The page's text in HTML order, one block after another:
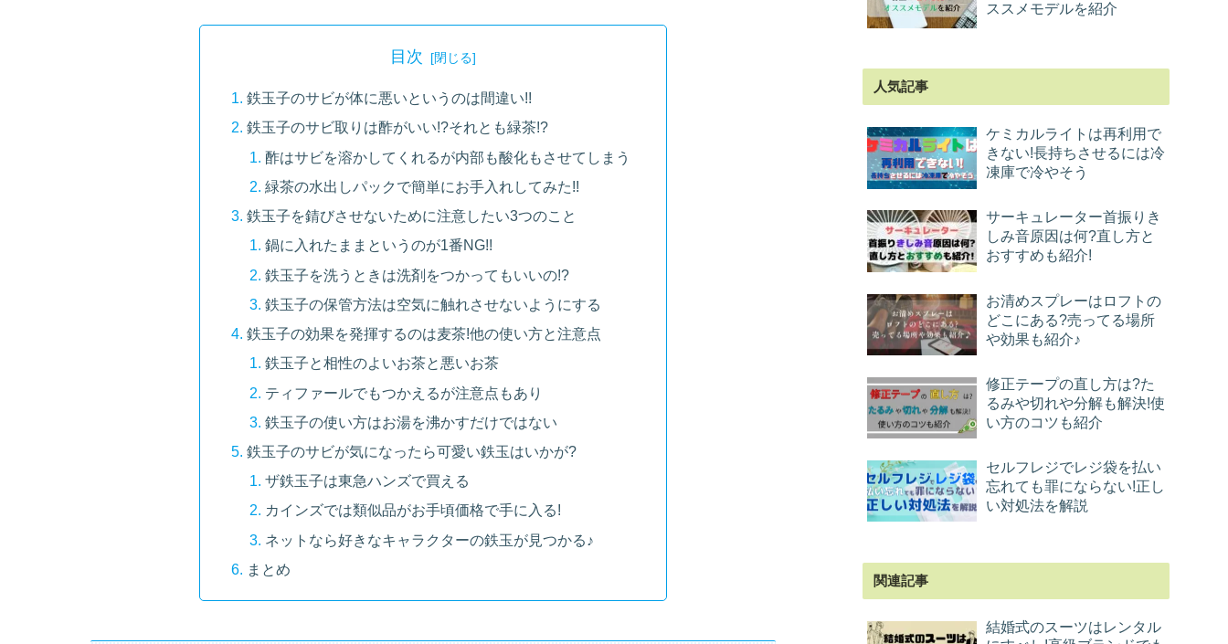
目次
鉄玉子のサビが体に悪いというのは間違い!!
鉄玉子のサビ取りは酢がいい!?それとも緑茶!?
酢はサビを溶かしてくれるが内部も酸化もさせてしまう
緑茶の水出しパックで簡単にお手入れしてみた!!
鉄玉子を錆びさせないために注意したい3つのこと
鍋に入れたままというのが1番NG!!
鉄玉子を洗うときは洗剤をつかってもいいの!?
鉄玉子の保管方法は空気に触れさせないようにする
鉄玉子の効果を発揮するのは麦茶!他の使い方と注意点
鉄玉子と相性のよいお茶と悪いお茶
ティファールでもつかえるが注意点もあり
鉄玉子の使い方はお湯を沸かすだけではない
鉄玉子のサビが気になったら可愛い鉄玉はいかが?
ザ鉄玉子は東急ハンズで買える
カインズでは類似品がお手頃価格で手に入る!
ネットなら好きなキャラクターの鉄玉が見つかる♪
まとめ
ススメモデルを紹介
人気記事
ケミカルライトは再利用で
きない!長持ちさせるには冷
凍庫で冷やそう
サーキュレーター首振りき
しみ音原因は何?直し方と
おすすめも紹介!
お清めスプレーはロフトの
どこにある?売ってる場所
や効果も紹介♪
修正テープの直し方は?た
るみや切れや分解も解決!使
い方のコツも紹介
セルフレジでレジ袋を払い
忘れても罪にならない!正し
い対処法を解説
関連記事
結婚式のスーツはレンタル